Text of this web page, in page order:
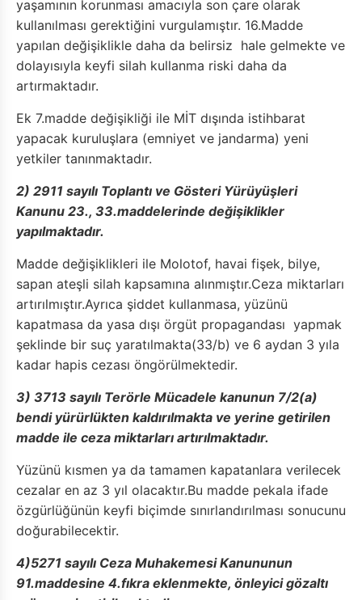
yaşamının korunması amacıyla son çare olarak
kullanılması gerektiğini vurgulamıştır. 16.Madde
yapılan değişiklikle daha da belirsiz hale gelmekte ve
dolayısıyla keyfi silah kullanma riski daha da
artırmaktadır.
Ek 7.madde değişikliği ile MİT dışında istihbarat
yapacak kuruluşlara (emniyet ve jandarma) yeni
yetkiler tanınmaktadır.
2) 2911 sayılı Toplantı ve Gösteri Yürüyüşleri
Kanunu 23., 33.maddelerinde değişiklikler
yapılmaktadır.
Madde değişiklikleri ile Molotof, havai fişek, bilye,
sapan ateşli silah kapsamına alınmıştır.Ceza miktarları
artırılmıştır.Ayrıca şiddet kullanmasa, yüzünü
kapatmasa da yasa dışı örgüt propagandası yapmak
şeklinde bir suç yaratılmakta(33/b) ve 6 aydan 3 yıla
kadar hapis cezası öngörülmektedir.
3) 3713 sayılı Terörle Mücadele kanunun 7/2(a)
bendi yürürlükten kaldırılmakta ve yerine getirilen
madde ile ceza miktarları artırılmaktadır.
Yüzünü kısmen ya da tamamen kapatanlara verilecek
cezalar en az 3 yıl olacaktır.Bu madde pekala ifade
özgürlüğünün keyfi biçimde sınırlandırılması sonucunu
doğurabilecektir.
4)5271 sayılı Ceza Muhakemesi Kanununun
91.maddesine 4.fıkra eklenmekte, önleyici gözaltı